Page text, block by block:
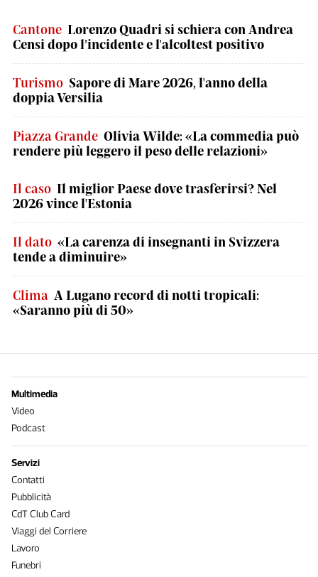
Cantone Lorenzo Quadri si schiera con Andrea
Censi dopo l’incidente e l'alcoltest positivo
Turismo Sapore di Mare 2026, l'anno della
doppia Versilia
Piazza Grande Olivia Wilde: «La commedia può
rendere più leggero il peso delle relazioni»
Il caso Il miglior Paese dove trasferirsi? Nel
2026 vince l'Estonia
Il dato «La carenza di insegnanti in Svizzera
tende a diminuire»
Clima A Lugano record di notti tropicali:
«Saranno più di 50»
Multimedia
Video
Podcast
Servizi
Contatti
Pubblicità
CdT Club Card
Viaggi del Corriere
Lavoro
Funebri